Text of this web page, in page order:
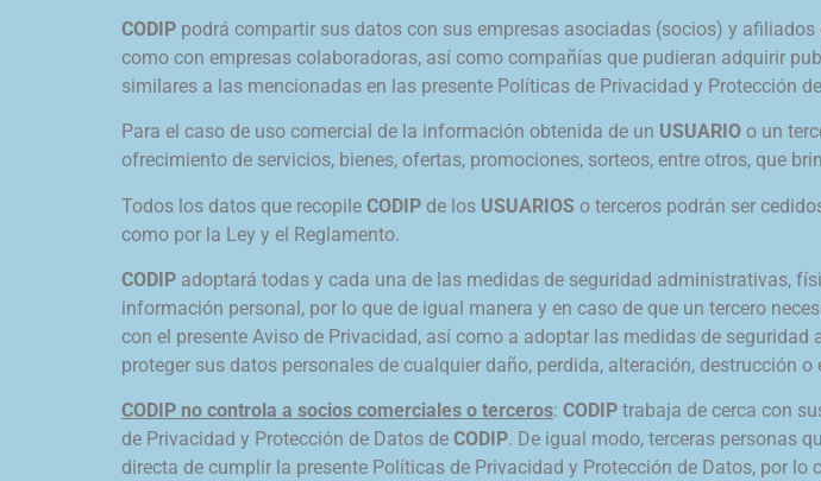
CODIP podrá compartir sus datos con sus empresas asociadas (socios) y
como con empresas colaboradoras, así como compañías que pudieran adquirir
similares a las mencionadas en las presente Políticas de Privacidad y Protección
Para el caso de uso comercial de la información obtenida de un USUARIO o un
ofrecimiento de servicios, bienes, ofertas, promociones, sorteos, entre otros, que
Todos los datos que recopile CODIP de los USUARIOS o terceros podrán ser
como por la Ley y el Reglamento.
CODIP adoptará todas y cada una de las medidas de seguridad administrativas,
información personal, por lo que de igual manera y en caso de que un tercero
con el presente Aviso de Privacidad, así como a adoptar las medidas de
proteger sus datos personales de cualquier daño, perdida, alteración, destrucción
CODIP no controla a socios comerciales o terceros: CODIP trabaja de cerca con
de Privacidad y Protección de Datos de CODIP. De igual modo, terceras personas
directa de cumplir la presente Políticas de Privacidad y Protección de Datos, por lo